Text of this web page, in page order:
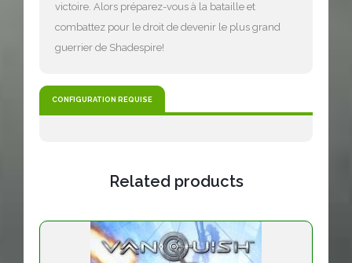
victoire. Alors préparez-vous à la bataille et
combattez pour le droit de devenir le plus grand
guerrier de Shadespire!
CONFIGURATION REQUISE
Related products